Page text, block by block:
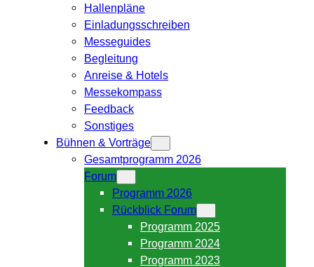
Hallenpläne
Einladungsschreiben
Messeguides
Begleitung
Anreise & Hotels
Messekompass
Feedback
Sonstiges
Bühnen & Vorträge
Gesamtprogramm 2026
Forum
Programm 2026
Rückblick Forum
Programm 2025
Programm 2024
Programm 2023